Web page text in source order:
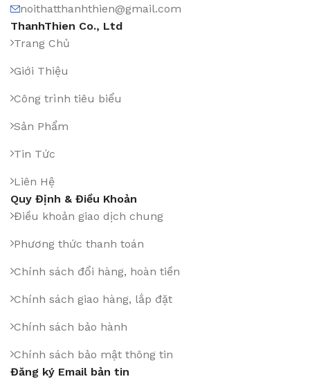
noithatthanhthien@gmail.com
ThanhThien Co., Ltd
Trang Chủ
Giới Thiệu
Công trình tiêu biểu
Sản Phẩm
Tin Tức
Liên Hệ
Quy Định & Điều Khoản
Điều khoản giao dịch chung
Phương thức thanh toán
Chính sách đổi hàng, hoàn tiền
Chính sách giao hàng, lắp đặt
Chính sách bảo hành
Chính sách bảo mật thông tin
Đăng ký Email bản tin